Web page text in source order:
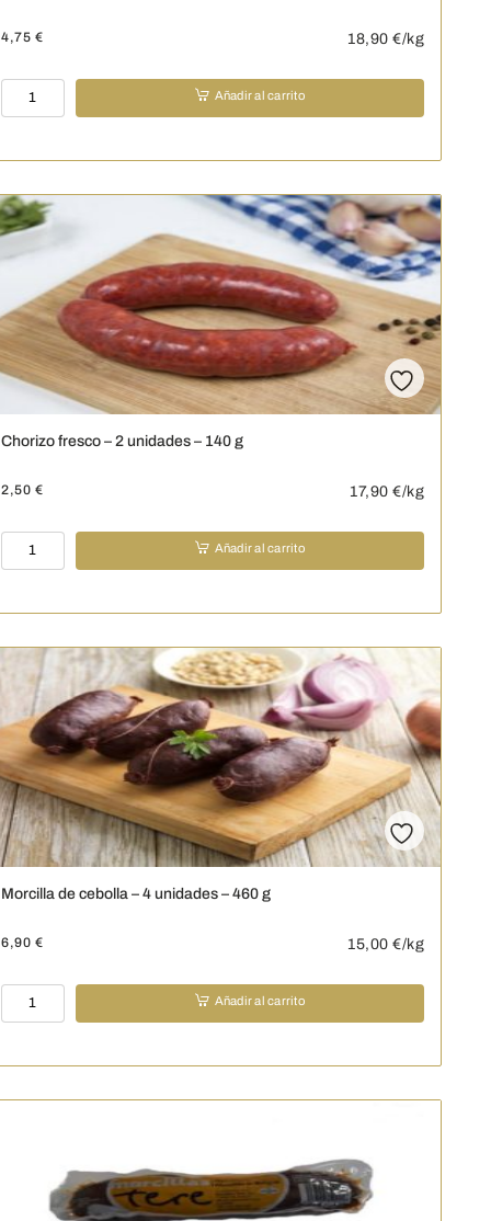
4,75 € 18,90 €/kg
Chistorra
-
unidad
250
g
cantidad
Añadir al carrito
Chorizo fresco – 2 unidades – 140 g
2,50 € 17,90 €/kg
Chorizo
fresco
2
cantidad
Añadir al carrito
Morcilla de cebolla – 4 unidades – 460 g
6,90 € 15,00 €/kg
Morcilla
de
-
cantidad
Añadir al carrito